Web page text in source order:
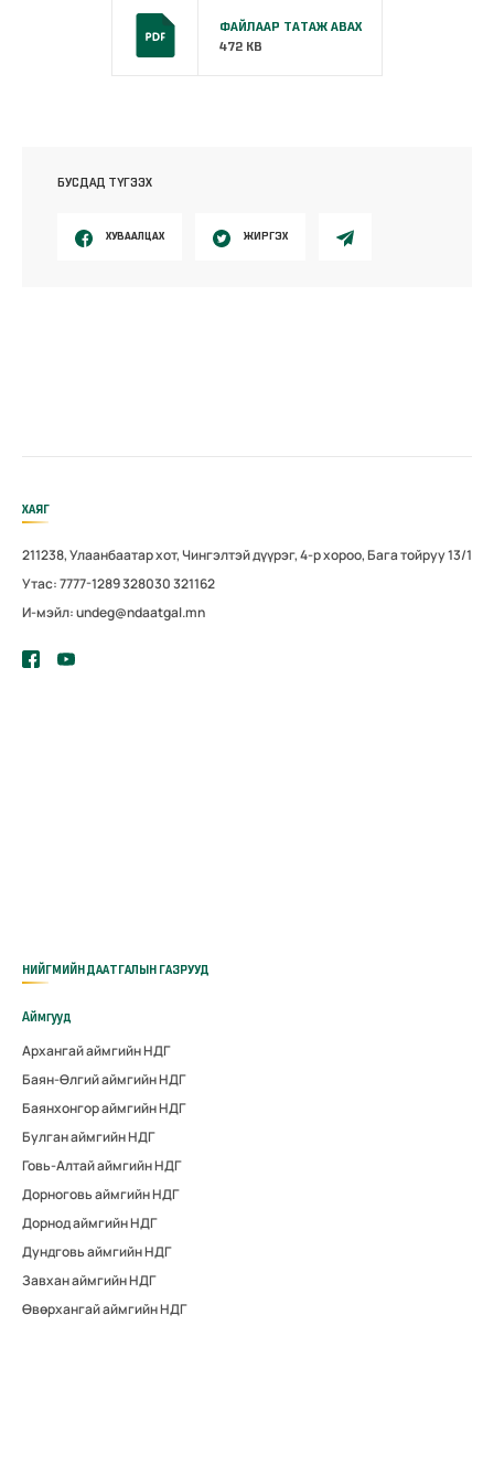
ФАЙЛААР ТАТАЖ АВАХ
472 KB
БУСДАД ТҮГЭЭХ
ХУВААЛЦАХ ЖИРГЭХ
ХАЯГ
211238, Улаанбаатар хот, Чингэлтэй дүүрэг, 4-р хороо, Бага тойруу 13/1
Утас: 7777-1289 328030 321162
И-мэйл: undeg@ndaatgal.mn
НИЙГМИЙН ДААТГАЛЫН ГАЗРУУД
Аймгууд
Архангай аймгийн НДГ
Баян-Өлгий аймгийн НДГ
Баянхонгор аймгийн НДГ
Булган аймгийн НДГ
Говь-Алтай аймгийн НДГ
Дорноговь аймгийн НДГ
Дорнод аймгийн НДГ
Дундговь аймгийн НДГ
Завхан аймгийн НДГ
Өвөрхангай аймгийн НДГ